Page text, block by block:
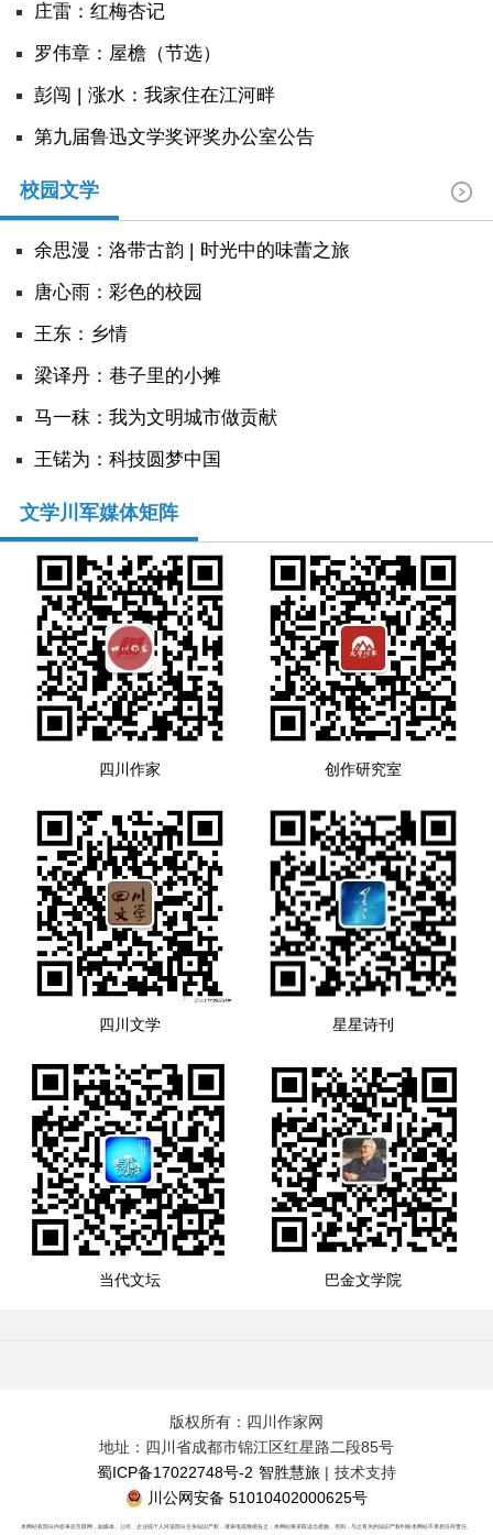
庄雷：红梅杏记
罗伟章：屋檐（节选）
彭闯 | 涨水：我家住在江河畔
第九届鲁迅文学奖评奖办公室公告
校园文学
余思漫：洛带古韵 | 时光中的味蕾之旅
唐心雨：彩色的校园
王东：乡情
​梁译丹：巷子里的小摊
马一秣：我为文明城市做贡献
王锘为：科技圆梦中国
文学川军媒体矩阵
四川作家 创作研究室
四川文学 星星诗刊
当代文坛 巴金文学院
版权所有：四川作家网
地址：四川省成都市锦江区红星路二段85号
蜀ICP备17022748号-2 智胜慧旅| 技术支持
川公网安备 51010402000625号
本网站有部分内容来自互联网，如媒体、公司、企业或个人对该部分主张知识产权，请来电或致函告之，本网站将采取适当措施，否则，与之有关的知识产权纠纷本网站不承担任何责任。